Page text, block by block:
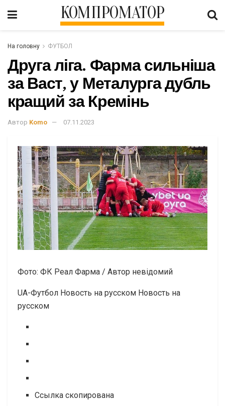
КОМПРОМАТОР
На головну ФУТБОЛ
Друга ліга. Фарма сильніша
за Васт, у Металурга дубль
кращий за Кремінь
Автор Komo 07.11.2023
Фото: ФК Реал Фарма / Автор невідомий
UA-Футбол Новость на русском Новость на
русском
Ссылка скопирована